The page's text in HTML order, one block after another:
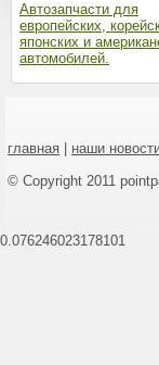
Автозапчасти для
европейских,
японских и
автомобилей.
главная наши
© Copyright 2011
0.076246023178101